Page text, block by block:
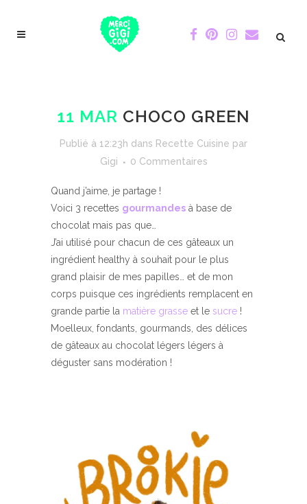
11 MAR CHOCO GREEN
Publié à 12:23h dans Recette Cuisine par
Gigi
0 Commentaires
Quand j’aime, je partage !
Voici 3 recettes gourmandes à base de
chocolat mais pas que…
J’ai utilisé pour chacun de ces gâteaux un
ingrédient healthy à souhait pour le plus
grand plaisir de mes papilles… et de mon
corps puisque ces ingrédients remplacent en
grande partie la matière grasse et le sucre !
Moelleux, fondants, gourmands, des délices
de gâteaux au chocolat légers légers à
déguster sans modération !